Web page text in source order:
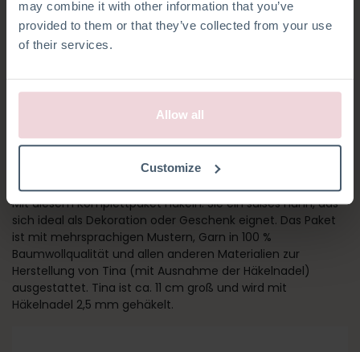
may combine it with other information that you’ve
provided to them or that they’ve collected from your use
of their services.
Allow all
Customize
TINA HUHN
Holen Sie sich den Frühling in Ihr Zuhause mit Tina Chicken!
Mit diesem Komplettpaket häkeln. Sie ein süßes Huhn, das
sich ideal als Dekoration oder Geschenk eignet. Das Paket
ist mit mehrsprachigen Mustern, Garn in 100 %
Baumwollqualität und allen anderen Materialien zur
Herstellung von Tina (mit Ausnahme der Häkelnadel)
ausgestattet. Tina ist ca. 11 cm groß und wird mit
Häkelnadel 2,5 mm gehäkelt.